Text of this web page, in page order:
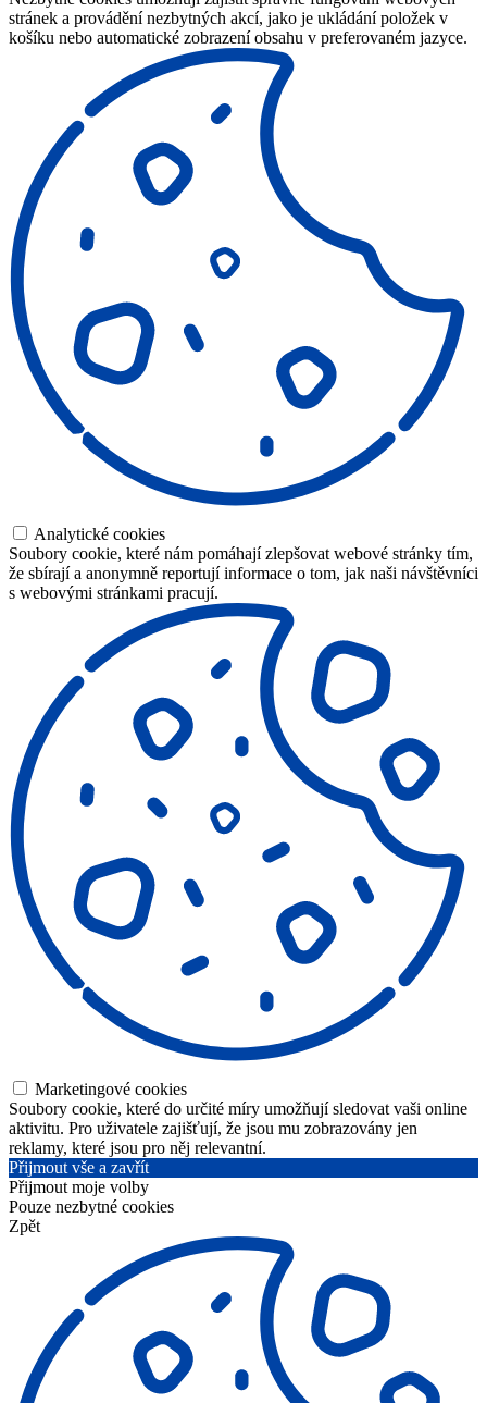
stránek a provádění nezbytných akcí, jako je ukládání položek v
košíku nebo automatické zobrazení obsahu v preferovaném jazyce.
Analytické cookies
Soubory cookie, které nám pomáhají zlepšovat webové stránky tím,
že sbírají a anonymně reportují informace o tom, jak naši návštěvníci
s webovými stránkami pracují.
Marketingové cookies
Soubory cookie, které do určité míry umožňují sledovat vaši online
aktivitu. Pro uživatele zajišťují, že jsou mu zobrazovány jen
reklamy, které jsou pro něj relevantní.
Přijmout vše a zavřít
Přijmout moje volby
Pouze nezbytné cookies
Zpět